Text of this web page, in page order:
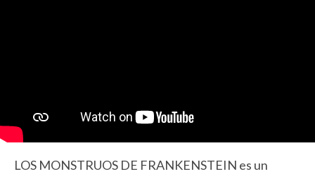
LOS MONSTRUOS DE FRANKENSTEIN es un